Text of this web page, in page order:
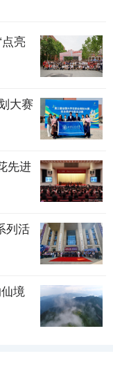
亮
大赛
先进
列活
境